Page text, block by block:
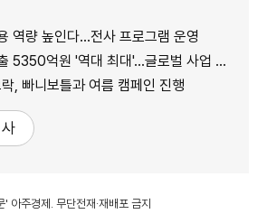
역량 높인다…전사 프로그램 운영
억원 '역대 최대'…글로벌 사업 성장 본격화
, 빠니보틀과 여름 캠페인 진행
주경제. 무단전재·재배포 금지